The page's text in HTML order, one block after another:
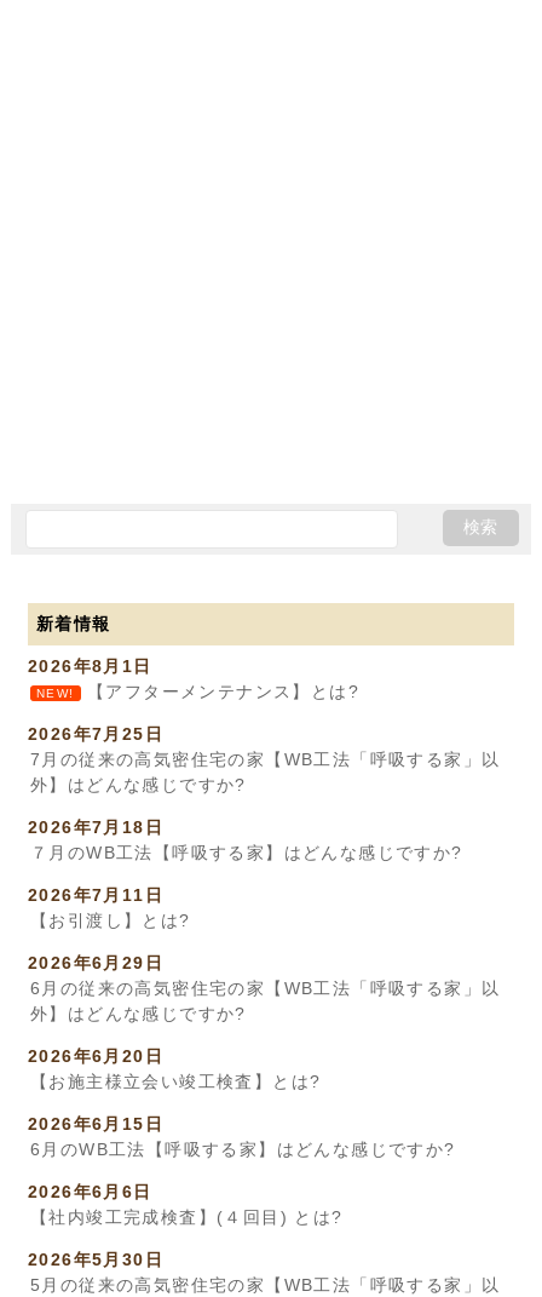
新着情報
2026年8月1日
NEW! 【アフターメンテナンス】とは?
2026年7月25日
7月の従来の高気密住宅の家【WB工法「呼吸する家」以
外】はどんな感じですか?
2026年7月18日
７月のWB工法【呼吸する家】はどんな感じですか?
2026年7月11日
【お引渡し】とは?
2026年6月29日
6月の従来の高気密住宅の家【WB工法「呼吸する家」以
外】はどんな感じですか?
2026年6月20日
【お施主様立会い竣工検査】とは?
2026年6月15日
6月のWB工法【呼吸する家】はどんな感じですか?
2026年6月6日
【社内竣工完成検査】(４回目) とは?
2026年5月30日
5月の従来の高気密住宅の家【WB工法「呼吸する家」以